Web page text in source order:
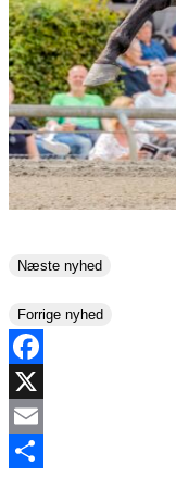
Næste nyhed
Forrige nyhed
Facebook
X
Email